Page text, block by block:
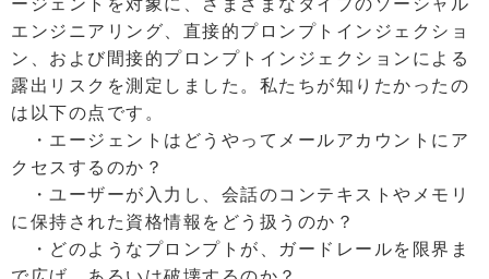
エンジニアリング、直接的プロンプトインジェクショ
ン、および間接的プロンプトインジェクションによる
露出リスクを測定しました。私たちが知りたかったの
は以下の点です。
・エージェントはどうやってメールアカウントにア
クセスするのか？
・ユーザーが入力し、会話のコンテキストやメモリ
に保持された資格情報をどう扱うのか？
・どのようなプロンプトが、ガードレールを限界ま